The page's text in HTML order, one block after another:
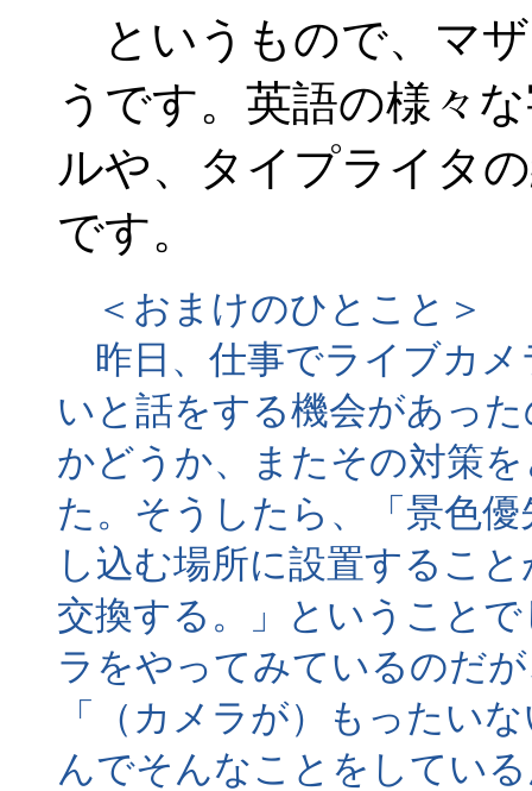
というもので、マ
うです。英語の様々
ルや、タイプライタ
です。
＜おまけのひとこと＞
昨日、仕事でライブカメ
いと話をする機会があっ
かどうか、またその対策
た。そうしたら、「景色
し込む場所に設置するこ
交換する。」ということ
ラをやってみているのだ
「（カメラが）もったい
んでそんなことをしてい